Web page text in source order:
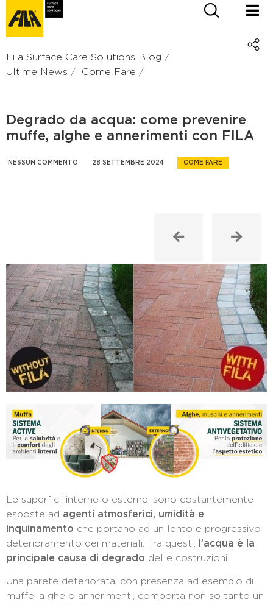
Fila Surface Care Solutions Blog
Ultime News
Come Fare
Degrado da acqua: come prevenire
muffe, alghe e annerimenti con FILA
NESSUN COMMENTO 28 SETTEMBRE 2024 COME FARE
Le superfici, interne o esterne, sono costantemente
esposte ad agenti atmosferici, umidità e
inquinamento che portano ad un lento e progressivo
deterioramento dei materiali. Tra questi,
l’acqua è la
principale causa di degrado delle costruzioni.
Una parete deteriorata, con presenza ad esempio di
muffe, alghe o annerimenti, comporta non soltanto un